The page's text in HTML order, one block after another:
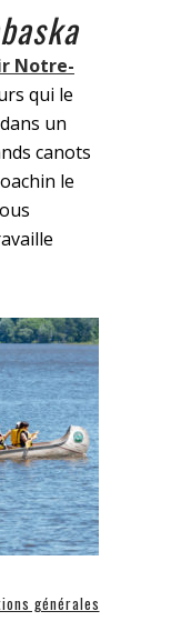
Notre-
qui le
un
canots
le
générales